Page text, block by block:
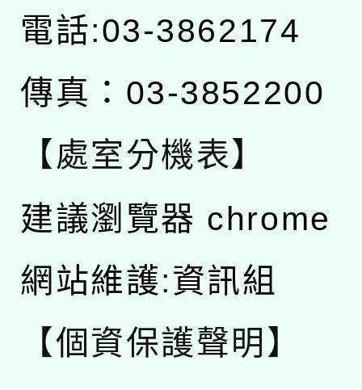
電話:03-3862174
傳真：03-3852200
【處室分機表】
建議瀏覽器 chrome
網站維護:資訊組
【個資保護聲明】